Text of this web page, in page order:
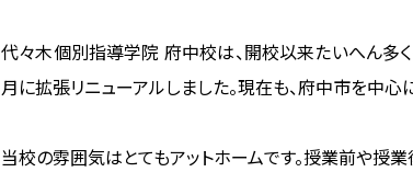
代々木個別指導学院 府中校は、開校以来たいへん多く
月に拡張リニューアルしました。現在も、府中市を中心
当校の雰囲気はとてもアットホームです。授業前や授